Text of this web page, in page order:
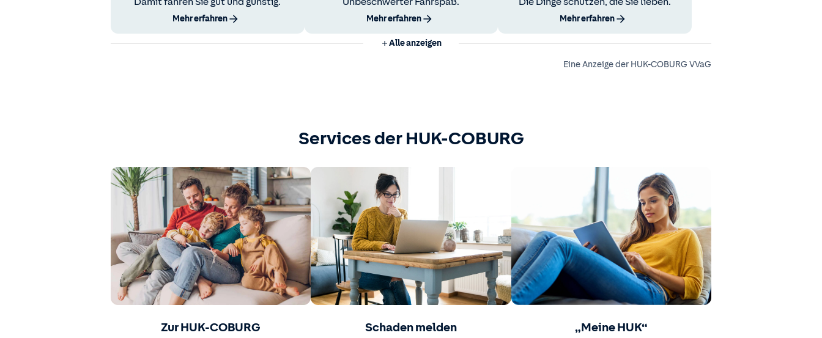
Mehr erfahren Mehr erfahren Mehr erfahren
Alle anzeigen
Eine Anzeige der HUK-COBURG VVaG
Services der HUK-COBURG
Zur HUK-COBURG Schaden melden „Meine HUK“